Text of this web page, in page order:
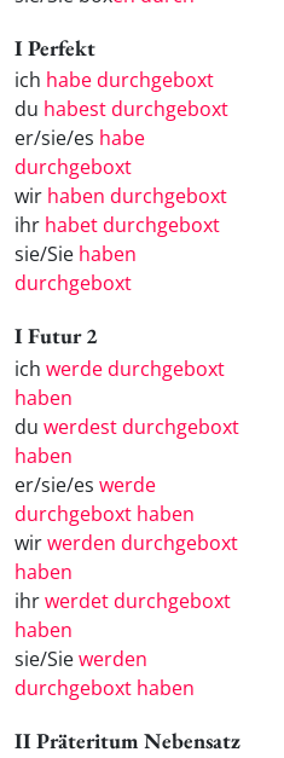
I Perfekt
ich habe durchgeboxt
du habest durchgeboxt
er/sie/es habe
durchgeboxt
wir haben durchgeboxt
ihr habet durchgeboxt
sie/Sie haben
durchgeboxt
I Futur 2
ich werde durchgeboxt
haben
du werdest durchgeboxt
haben
er/sie/es werde
durchgeboxt haben
wirwerden durchgeboxt
haben
ihrwerdet durchgeboxt
haben
sie/Siewerden
durchgeboxt haben
II Präteritum Nebensatz